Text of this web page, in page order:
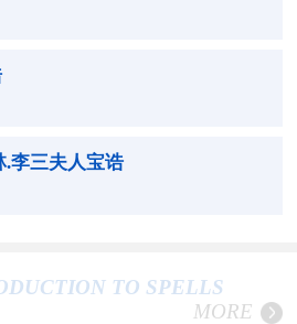
.李三夫人宝诰
TO SPELLS
MORE